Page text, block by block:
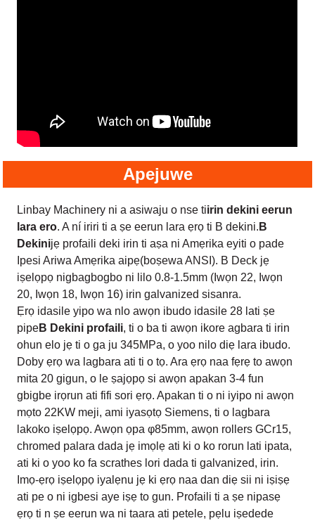
Apejuwe
Linbay Machinery ni a asiwaju o nse tiirin dekini eerun
lara ero. A ní iriri ti a ṣe eerun lara ẹrọ ti B dekini. B
Dekinijẹ profaili deki irin ti aṣa ni Amẹrika eyiti o pade
Ipesi Ariwa Amẹrika aipẹ(boṣewa ANSI). B Deck jẹ
iṣelọpọ nigbagbogbo ni lilo 0.8-1.5mm (Iwọn 22, Iwọn
20, Iwọn 18, Iwọn 16) irin galvanized sisanra.
Ẹrọ idasile yipo wa nlo awọn ibudo idasile 28 lati ṣe
pipeB Dekini profaili, ti o ba ti awọn ikore agbara ti irin
ohun elo jẹ ti o ga ju 345MPa, o yoo nilo diẹ lara ibudo.
Doby ẹrọ wa lagbara ati ti o tọ. Ara ẹrọ naa fẹrẹ to awọn
mita 20 gigun, o le ṣajọpọ si awọn apakan 3-4 fun
gbigbe irọrun ati fifi sori ẹrọ. Apakan ti o ni iyipo ni awọn
mọto 22KW meji, ami iyasọtọ Siemens, ti o lagbara
lakoko iṣelọpọ. Awọn ọpa φ85mm, awọn rollers GCr15,
chromed palara dada jẹ imọlẹ ati ki o ko rorun lati ipata,
ati ki o yoo ko fa scrathes lori dada ti galvanized, irin.
Imọ-ẹrọ iṣelọpọ iyalẹnu jẹ ki ẹrọ naa dan diẹ sii ni iṣiṣẹ
ati pe o ni igbesi aye iṣẹ to gun. Profaili ti a ṣe nipasẹ
ẹrọ ti n ṣe eerun wa ni taara ati petele, pẹlu iṣedede